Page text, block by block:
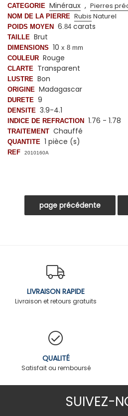
CATEGORIE Minéraux , Pierres
NOM DE LA PIERRE Rubis Naturel
POIDS MOYEN 6.84 carats
TAILLE Brut
DIMENSIONS 10 x 8 mm
COULEUR Rouge
CLARTE Transparent
LUSTRE Bon
ORIGINE Madagascar
DURETE 9
DENSITE 3.9-4.1
INDICE DE REFRACTION 1.76 - 1.78
TRAITEMENT Chauffé
QUANTITE 1 pièce (s)
REF 2010160A
LIVRAISON RAPIDE
Livraison et retours gratuits
QUALITÉ
Satisfait ou remboursé
SUIVEZ-